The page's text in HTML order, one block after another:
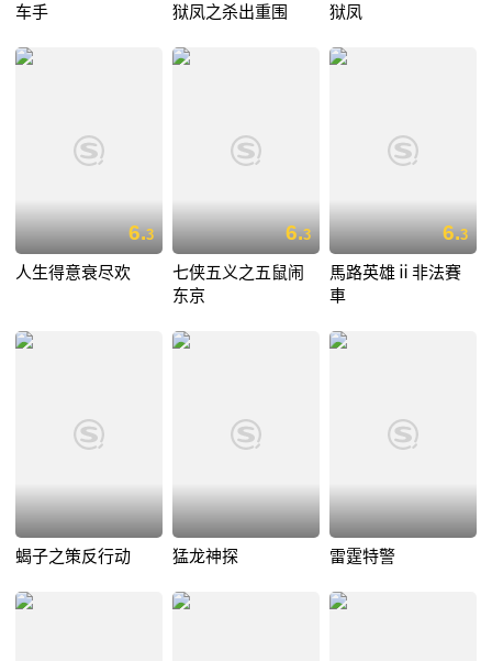
车手 狱凤之杀出重围 狱凤
6.3
人生得意衰尽欢
6.3
七侠五义之五鼠闹
东京
6.3
馬路英雄ⅱ非法賽
車
蝎子之策反行动 猛龙神探 雷霆特警